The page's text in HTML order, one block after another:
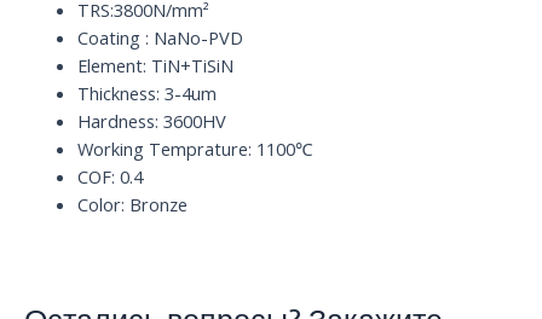
TRS:3800N/mm²
Coating : NaNo-PVD
Element: TiN+TiSiN
Thickness: 3-4um
Hardness: 3600HV
Working Temprature: 1100℃
COF: 0.4
Color: Bronze